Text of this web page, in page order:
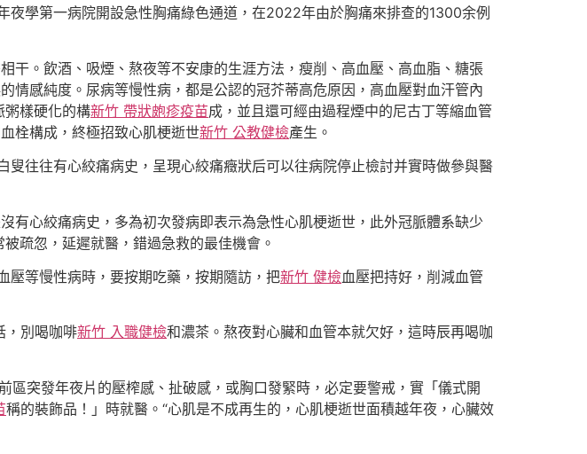
學第一病院開設急性胸痛綠色通道，在2022年由於胸痛來排查的1300余例
干。飲酒、吸煙、熬夜等不安康的生涯方法，瘦削、高血壓、高血脂、糖張
情感純度。尿病等慢性病，都是公認的冠芥蒂高危原因，高血壓對血汗管內
粥樣硬化的構新竹 帶狀皰疹疫苗成，並且還可經由過程煙中的尼古丁等縮血管
栓構成，終極招致心肌梗逝世新竹 公教健檢產生。
往往有心絞痛病史，呈現心絞痛癥狀后可以往病院停止檢討并實時做參與醫
有心絞痛病史，多為初次發病即表示為急性心肌梗逝世，此外冠脈體系缺少
被疏忽，延遲就醫，錯過急救的最佳機會。
壓等慢性病時，要按期吃藥，按期隨訪，把新竹 健檢血壓把持好，削減血管
，別喝咖啡新竹 入職健檢和濃茶。熬夜對心臟和血管本就欠好，這時辰再喝咖
區突發年夜片的壓榨感、扯破感，或胸口發緊時，必定要警戒，實「儀式開
稱的裝飾品！」時就醫。“心肌是不成再生的，心肌梗逝世面積越年夜，心臟效